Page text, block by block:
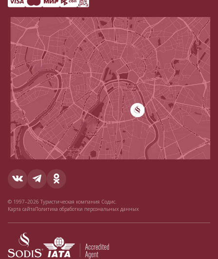
© 1997–2026 Туристическая компания Содис.
Карта сайтаПолитика обработки персональных данных